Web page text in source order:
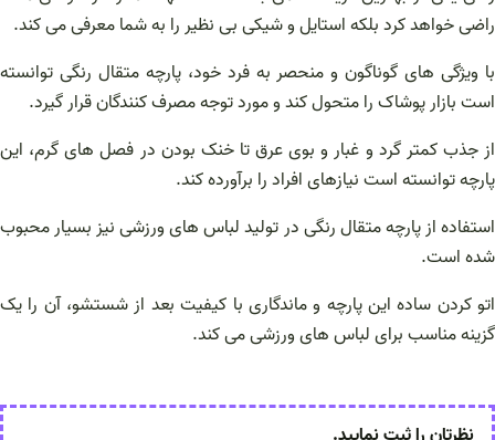
راضی خواهد کرد بلکه استایل و شیکی بی نظیر را به شما معرفی می کند.
با ویژگی های گوناگون و منحصر به فرد خود، پارچه متقال رنگی توانسته
است بازار پوشاک را متحول کند و مورد توجه مصرف کنندگان قرار گیرد.
از جذب کمتر گرد و غبار و بوی عرق تا خنک بودن در فصل های گرم، این
پارچه توانسته است نیازهای افراد را برآورده کند.
استفاده از پارچه متقال رنگی در تولید لباس های ورزشی نیز بسیار محبوب
شده است.
اتو کردن ساده این پارچه و ماندگاری با کیفیت بعد از شستشو، آن را یک
گزینه مناسب برای لباس های ورزشی می کند.